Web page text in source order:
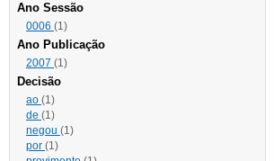
Ano Sessão
0006 (1)
Ano Publicação
2007 (1)
Decisão
ao (1)
de (1)
negou (1)
por (1)